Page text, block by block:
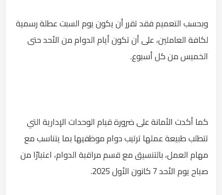
وبحسب التعميم فقد تقرر أن يكون يوم السبت عطلة رسمية
لكافة العاملين، على أن تكون أيام الدوام من الأحد حتى
الخميس من كل أسبوع.
كما أكدت الأمانة على ضرورة قيام الوحدات الإدارية التي
تتطلب طبيعة عملها ترتيب دوام موظفيها بما يتناسب مع
مهام العمل، بالتنسيق مع قسم مراقبة الدوام، اعتبارًا من
صباح يوم الأحد 7 كانون الأول 2025.